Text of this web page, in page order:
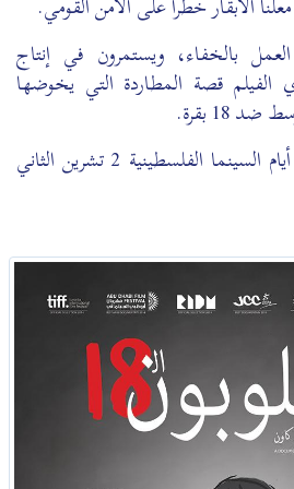
بالخفاء، ويستمرون في إنتاج
الفيلم قصة المطاردة التي يخوضها
بقرة.
عرض الفيلم ضمن فعالية أيام السينما الفلسطينية 2 تشرين الثاني